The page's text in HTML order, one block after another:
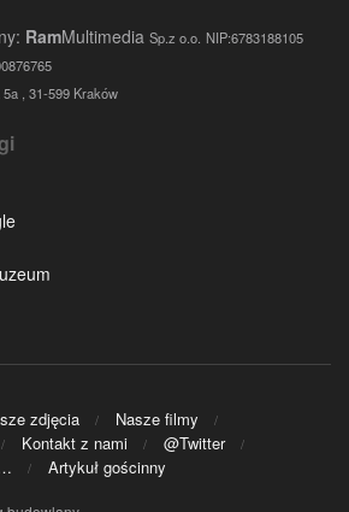
RamMultimedia Sp.z o.o. NIP:6783188105
, 31-599 Kraków
zdjęcia
Nasze filmy
Kontakt z nami
@Twitter
Artykuł gościnny